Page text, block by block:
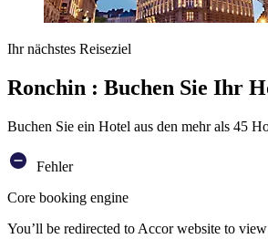
Ihr nächstes Reiseziel
Ronchin : Buchen Sie Ihr
Buchen Sie ein Hotel aus den mehr als 45
Fehler
Core booking engine
You’ll be redirected to Accor website to